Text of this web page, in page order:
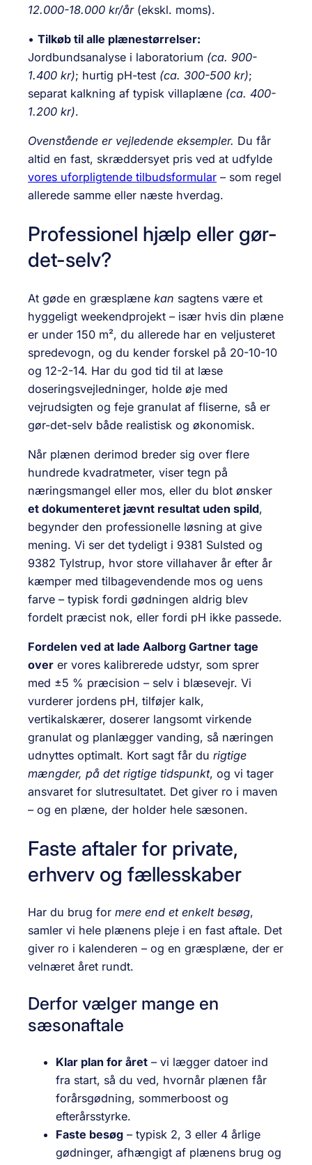
12.000-18.000 kr/år(ekskl. moms).
• Tilkøb til alle plænestørrelser:
Jordbundsanalyse i laboratorium (ca. 900-
1.400 kr); hurtig pH-test (ca. 300-500 kr);
separat kalkning af typisk villaplæne (ca. 400-
1.200 kr).
Ovenstående er vejledende eksempler. Du får
altid en fast, skræddersyet pris ved at udfylde
vores uforpligtende tilbudsformular – som regel
allerede samme eller næste hverdag.
Professionel hjælp eller gør-
det-selv?
At gøde en græsplæne kan sagtens være et
hyggeligt weekendprojekt – især hvis din plæne
er under 150 m², du allerede har en veljusteret
spredevogn, og du kender forskel på 20-10-10
og 12-2-14. Har du god tid til at læse
doseringsvejledninger, holde øje med
vejrudsigten og feje granulat af fliserne, så er
gør-det-selv både realistisk og økonomisk.
Når plænen derimod breder sig over flere
hundrede kvadratmeter, viser tegn på
næringsmangel eller mos, eller du blot ønsker
et dokumenteret jævnt resultat uden spild,
begynder den professionelle løsning at give
mening. Vi ser det tydeligt i 9381 Sulsted og
9382 Tylstrup, hvor store villahaver år efter år
kæmper med tilbagevendende mos og uens
farve – typisk fordi gødningen aldrig blev
fordelt præcist nok, eller fordi pH ikke passede.
Fordelen ved at lade Aalborg Gartner tage
over er vores kalibrerede udstyr, som sprer
med ±5 % præcision – selv i blæsevejr. Vi
vurderer jordens pH, tilføjer kalk,
vertikalskærer, doserer langsomt virkende
granulat og planlægger vanding, så næringen
udnyttes optimalt. Kort sagt får du rigtige
mængder, på det rigtige tidspunkt, og vi tager
ansvaret for slutresultatet. Det giver ro i maven
– og en plæne, der holder hele sæsonen.
Faste aftaler for private,
erhverv og fællesskaber
Har du brug for mere end et enkelt besøg,
samler vi hele plænens pleje i en fast aftale. Det
giver ro i kalenderen – og en græsplæne, der er
velnæret året rundt.
Derfor vælger mange en
sæsonaftale
Klar plan for året – vi lægger datoer ind
fra start, så du ved, hvornår plænen får
forårsgødning, sommerboost og
efterårsstyrke.
Faste besøg – typisk 2, 3 eller 4 årlige
gødninger, afhængigt af plænens brug og